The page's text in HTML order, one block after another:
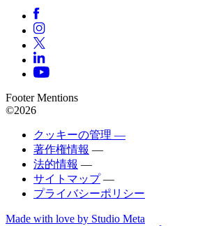
Footer Mentions
©2026
クッキーの管理 —
著作権情報 —
法的情報 —
サイトマップ —
プライバシーポリシー
Made with love by Studio Meta